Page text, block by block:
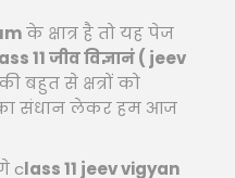
के क्षात्र है तो यह पेज
11 जीव विज्ञानं ( jeev
बहुत से क्षत्रों को
संधान लेकर हम आज
class 11 jeev vigyan